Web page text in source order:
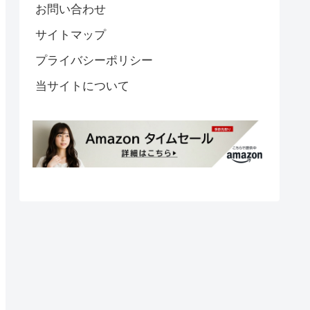
お問い合わせ
サイトマップ
プライバシーポリシー
当サイトについて